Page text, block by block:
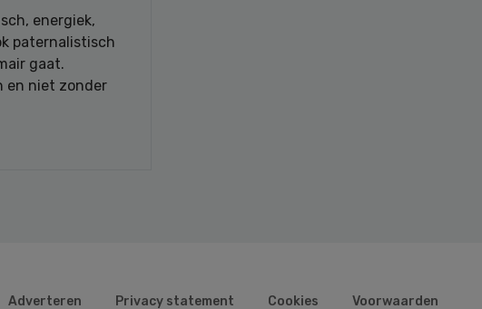
energiek,
paternalistisch
gaat.
en niet zonder
Adverteren Privacy statement Cookies Voorwaarden